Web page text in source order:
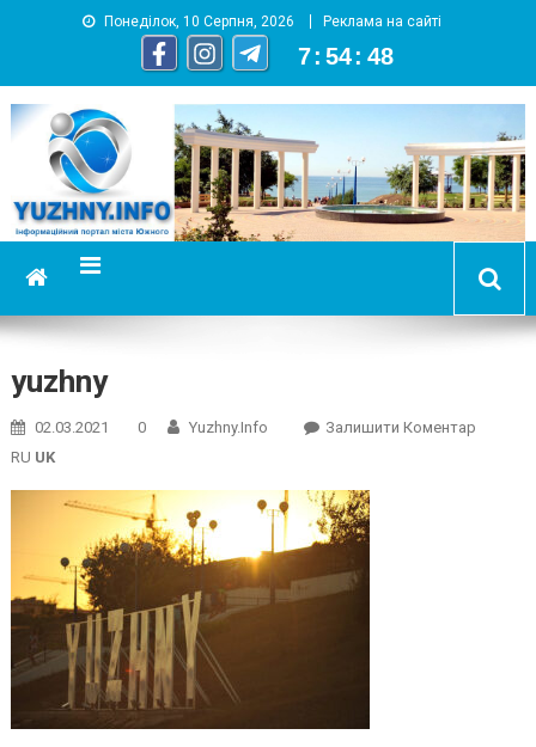
Понеділок, 10 Серпня, 2026 Реклама на сайті
7 : 54 : 48
YUZHNY.INFO
информационный портал города Южный
yuzhny
02.03.2021 0 Yuzhny.info Залишити КоментарOn
RU UK